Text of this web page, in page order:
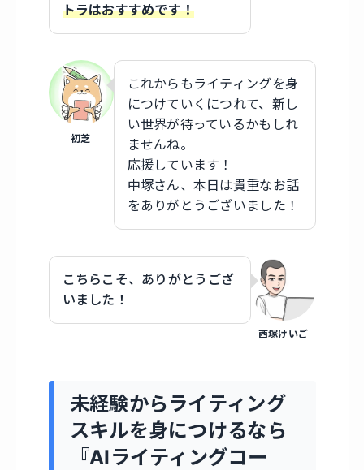
トラはおすすめです！
初芝
これからもライティングを身
につけていくにつれて、新し
い世界が待っているかもしれ
ませんね。
応援しています！
中塚さん、本日は貴重なお話
をありがとうございました！
西塚けいご
こちらこそ、ありがとうござ
いました！
未経験からライティング
スキルを身につけるなら
『AIライティングコー